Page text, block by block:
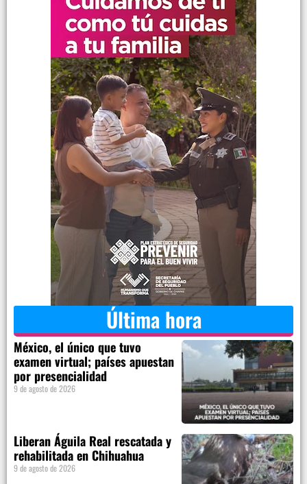
Última hora
México, el único que tuvo
examen virtual; países apuestan
por presencialidad
9 de agosto de 2026
Liberan Águila Real rescatada y
rehabilitada en Chihuahua
9 de agosto de 2026